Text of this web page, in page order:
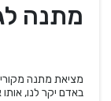
מתנה
מציאת מתנה
באדם יקר לנו, אותו